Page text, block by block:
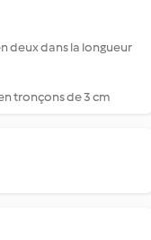
deux dans la longueur
tronçons de 3 cm